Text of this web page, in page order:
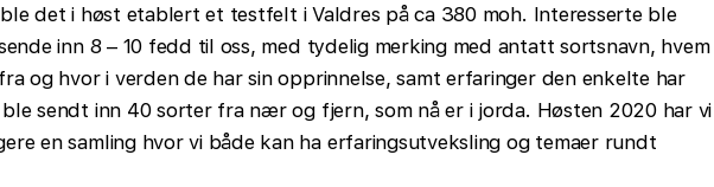
det i høst etablert et testfelt i Valdres på ca 380 moh. Interesserte ble
inn 8 – 10 fedd til oss, med tydelig merking med antatt sortsnavn, hvem
og hvor i verden de har sin opprinnelse, samt erfaringer den enkelte har
sendt inn 40 sorter fra nær og fjern, som nå er i jorda. Høsten 2020 har vi
en samling hvor vi både kan ha erfaringsutveksling og temaer rundt